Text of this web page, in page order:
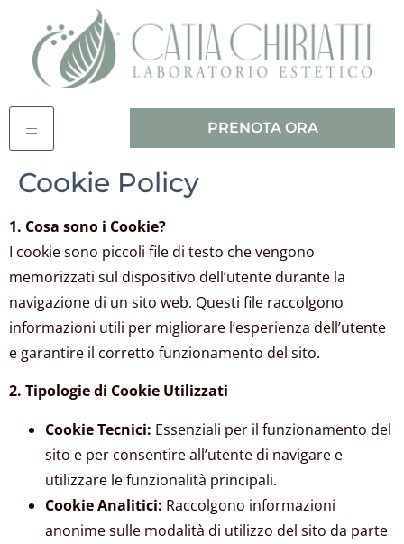
PRENOTA ORA
Cookie Policy
1. Cosa sono i Cookie?
I cookie sono piccoli file di testo che vengono
memorizzati sul dispositivo dell’utente durante la
navigazione di un sito web. Questi file raccolgono
informazioni utili per migliorare l’esperienza dell’utente
e garantire il corretto funzionamento del sito.
2. Tipologie di Cookie Utilizzati
Cookie Tecnici: Essenziali per il funzionamento del
sito e per consentire all’utente di navigare e
utilizzare le funzionalità principali.
Cookie Analitici: Raccolgono informazioni
anonime sulle modalità di utilizzo del sito da parte